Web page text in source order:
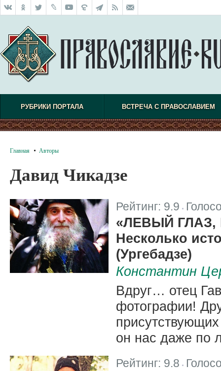
РУБРИКИ ПОРТАЛА ВСТРЕЧА С ПРАВОСЛАВИЕМ
Главная Авторы
Давид Чикадзе
Рейтинг: 9.9
«ЛЕВЫЙ ГЛАЗ,
Несколько
(Ургебадзе)
Константин
Вдруг… отец
фотографии!
он нас даже по
Рейтинг: 9.8